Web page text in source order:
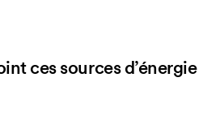
ces sources d’énergie